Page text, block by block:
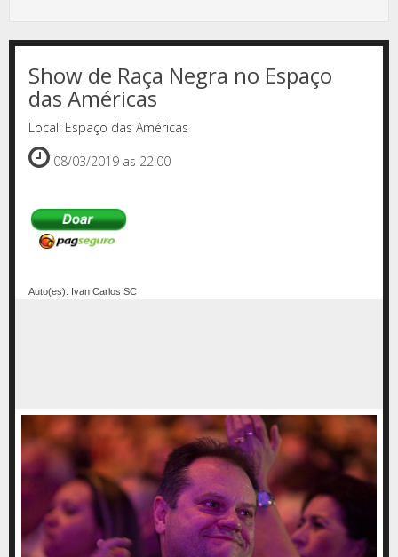
Show de Raça Negra no Espaço
das Américas
Local: Espaço das Américas
08/03/2019 as 22:00
Auto(es): Ivan Carlos SC